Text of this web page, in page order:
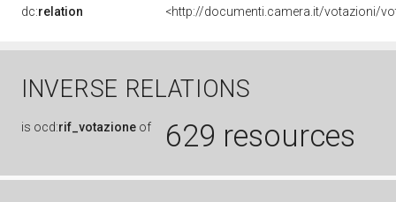
dc:relation
INVERSE RELATIONS
is ocd:rif_votazione of 629 resources